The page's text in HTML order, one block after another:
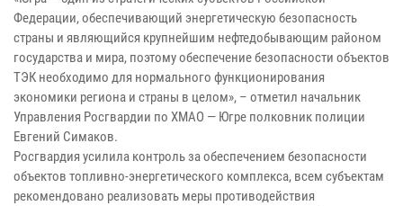
Федерации, обеспечивающий энергетическую безопасность
страны и являющийся крупнейшим нефтедобывающим районом
государства и мира, поэтому обеспечение безопасности объектов
ТЭК необходимо для нормального функционирования
экономики региона и страны в целом», – отметил начальник
Управления Росгвардии по ХМАО — Югре полковник полиции
Евгений Симаков.
Росгвардия усилила контроль за обеспечением безопасности
объектов топливно-энергетического комплекса, всем субъектам
рекомендовано реализовать меры противодействия